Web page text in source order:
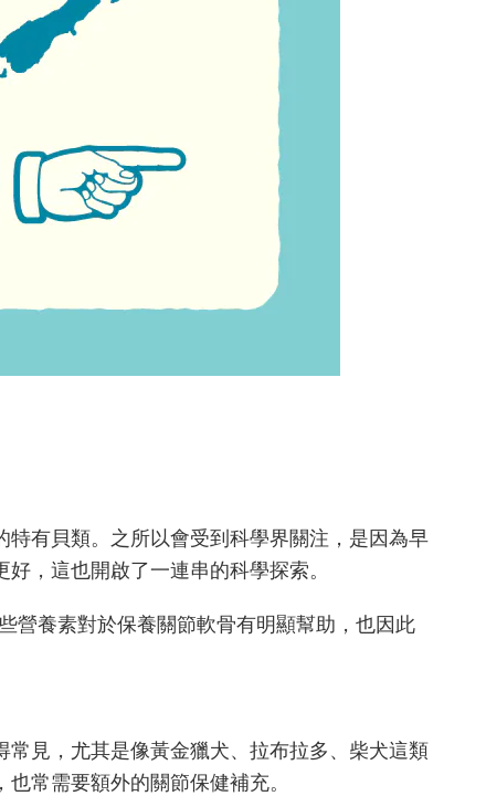
有貝類。之所以會受到科學界關注，是因為早
，這也開啟了一連串的科學探索。
營養素對於保養關節軟骨有明顯幫助，也因此
見，尤其是像黃金獵犬、拉布拉多、柴犬這類
常需要額外的關節保健補充。